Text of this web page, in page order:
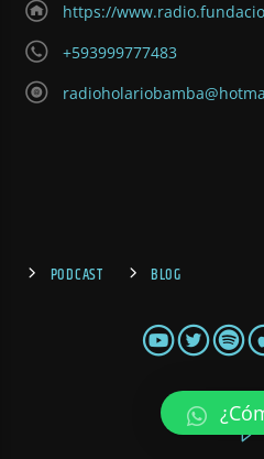
https://
+593999777483
PODCAST BLOG